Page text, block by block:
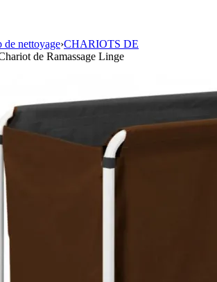
de nettoyage›CHARIOTS DE
de Ramassage Linge